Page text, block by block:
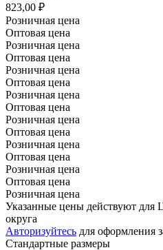
823,00 ₽
Розничная цена
Оптовая цена
Розничная цена
Оптовая цена
Розничная цена
Оптовая цена
Розничная цена
Оптовая цена
Розничная цена
Оптовая цена
Розничная цена
Оптовая цена
Розничная цена
Оптовая цена
Розничная цена
Указанные цены действуют для
округа
Авторизуйтесь для оформления
Стандартные размеры